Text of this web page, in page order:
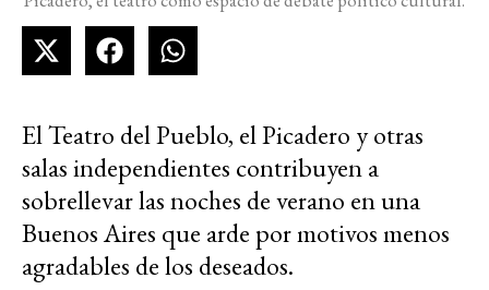
El Teatro del Pueblo, el Picadero y otras
salas independientes contribuyen a
sobrellevar las noches de verano en una
Buenos Aires que arde por motivos menos
agradables de los deseados.